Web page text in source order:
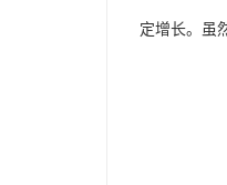
定增长。虽